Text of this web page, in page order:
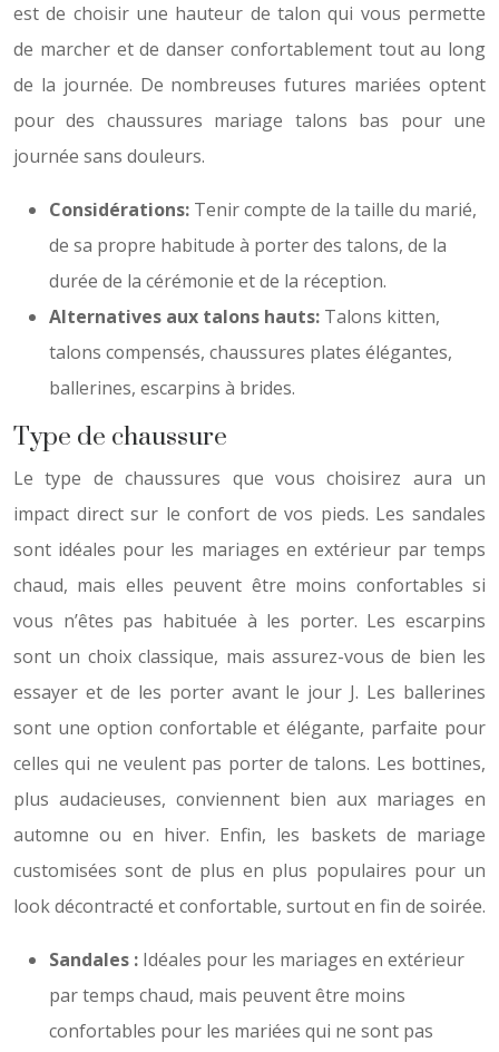
est de choisir une hauteur de talon qui vous permette
de marcher et de danser confortablement tout au long
de la journée. De nombreuses futures mariées optent
pour des chaussures mariage talons bas pour une
journée sans douleurs.
Considérations: Tenir compte de la taille du marié,
de sa propre habitude à porter des talons, de la
durée de la cérémonie et de la réception.
Alternatives aux talons hauts: Talons kitten,
talons compensés, chaussures plates élégantes,
ballerines, escarpins à brides.
Type de chaussure
Le type de chaussures que vous choisirez aura un
impact direct sur le confort de vos pieds. Les sandales
sont idéales pour les mariages en extérieur par temps
chaud, mais elles peuvent être moins confortables si
vous n’êtes pas habituée à les porter. Les escarpins
sont un choix classique, mais assurez-vous de bien les
essayer et de les porter avant le jour J. Les ballerines
sont une option confortable et élégante, parfaite pour
celles qui ne veulent pas porter de talons. Les bottines,
plus audacieuses, conviennent bien aux mariages en
automne ou en hiver. Enfin, les baskets de mariage
customisées sont de plus en plus populaires pour un
look décontracté et confortable, surtout en fin de soirée.
Sandales : Idéales pour les mariages en extérieur
par temps chaud, mais peuvent être moins
confortables pour les mariées qui ne sont pas